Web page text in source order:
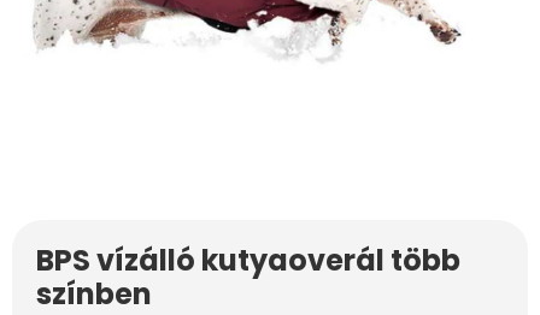
BPS vízálló kutyaoverál több
színben